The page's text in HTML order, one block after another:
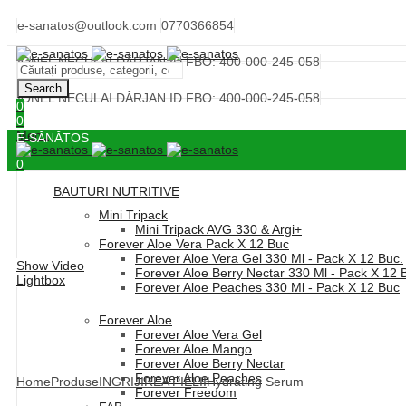
e-sanatos@outlook.com 0770366854
IONEL NECULAI DÂRJAN ID FBO: 400-000-245-058
IONEL NECULAI DÂRJAN ID FBO: 400-000-245-058
Search
0
0
Menu
0
E-SĂNĂTOS
BAUTURI NUTRITIVE
Mini Tripack
Mini Tripack AVG 330 & Argi+
Forever Aloe Vera Pack X 12 Buc
Forever Aloe Vera Gel 330 Ml - Pack X 12 Buc.
Forever Aloe Berry Nectar 330 Ml - Pack X 12
Forever Aloe Peaches 330 Ml - Pack X 12 Buc
Forever Aloe
Forever Aloe Vera Gel
Forever Aloe Mango
Forever Aloe Berry Nectar
Forever Aloe Peaches
Forever Freedom
Show Video
Lightbox
HomeProduseINGRIJIREA PIELIIHydrating Serum